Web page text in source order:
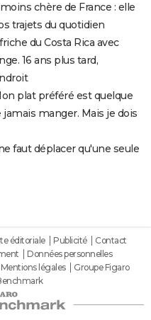
chère de France : elle
trajets du quotidien
du Costa Rica avec
16 ans plus tard,
plat préféré est quelque
manger. Mais je dois
faut déplacer qu'une seule
éditoriale Publicité
Contact
Données personnelles
Mentions légales
Groupe Figaro